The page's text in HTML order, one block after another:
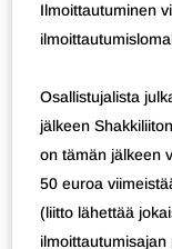
Ilmoittautuminen
Osallistujalista
jälkeen
on tämän jälkeen
50 euroa
(liitto lähettää
ilmoittautumisajan